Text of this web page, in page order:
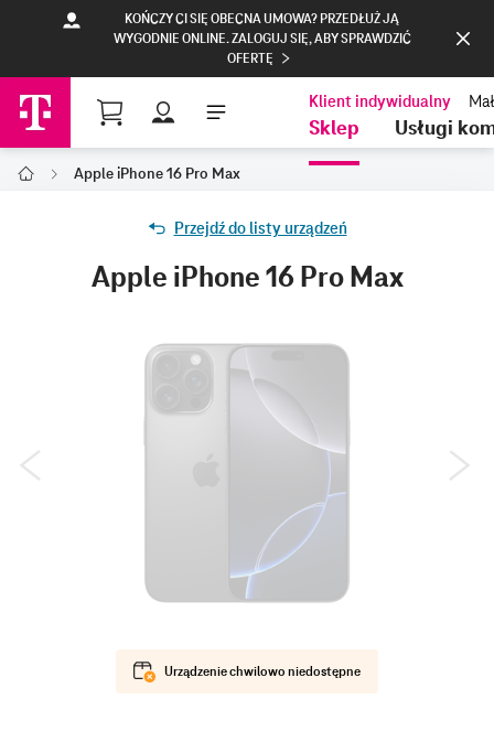
KOŃCZY CI SIĘ OBECNA UMOWA? PRZEDŁUŻ JĄ
WYGODNIE ONLINE. ZALOGUJ SIĘ, ABY SPRAWDZIĆ
OFERTĘ
Profil
Sklep Usługi
T-Mobile PolskaApple iPhone 16 Pro Max
Przejdź do listy urządzeń
Apple iPhone 16 Pro Max
Urządzenie chwilowo niedostępne